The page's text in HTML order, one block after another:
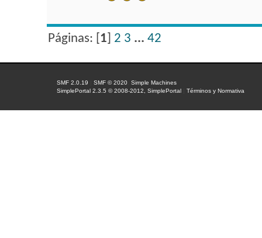
Páginas: [ 1 2 3 ... 42
SMF 2.0.19 |SMF © 2020 ,Simple Machines
SimplePortal 2.3.5 © 2008-2012, SimplePortal
|Términos y Normativa